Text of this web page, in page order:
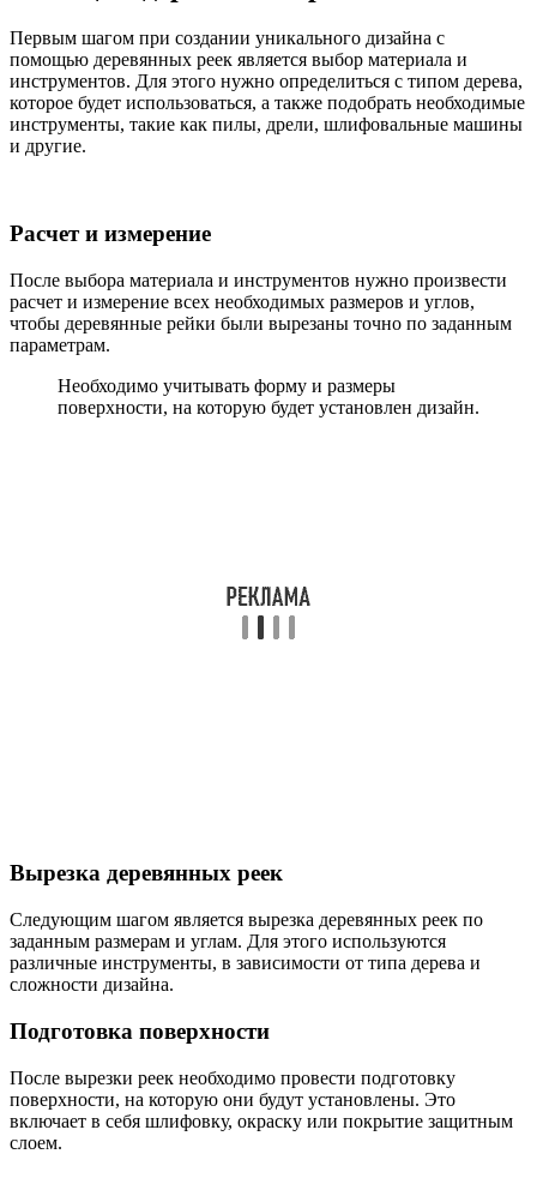
Первым шагом при создании уникального дизайна с
помощью деревянных реек является выбор материала и
инструментов. Для этого нужно определиться с типом дерева,
которое будет использоваться, а также подобрать необходимые
инструменты, такие как пилы, дрели, шлифовальные машины
и другие.
Расчет и измерение
После выбора материала и инструментов нужно произвести
расчет и измерение всех необходимых размеров и углов,
чтобы деревянные рейки были вырезаны точно по заданным
параметрам.
Необходимо учитывать форму и размеры
поверхности, на которую будет установлен дизайн.
Вырезка деревянных реек
Следующим шагом является вырезка деревянных реек по
заданным размерам и углам. Для этого используются
различные инструменты, в зависимости от типа дерева и
сложности дизайна.
Подготовка поверхности
После вырезки реек необходимо провести подготовку
поверхности, на которую они будут установлены. Это
включает в себя шлифовку, окраску или покрытие защитным
слоем.